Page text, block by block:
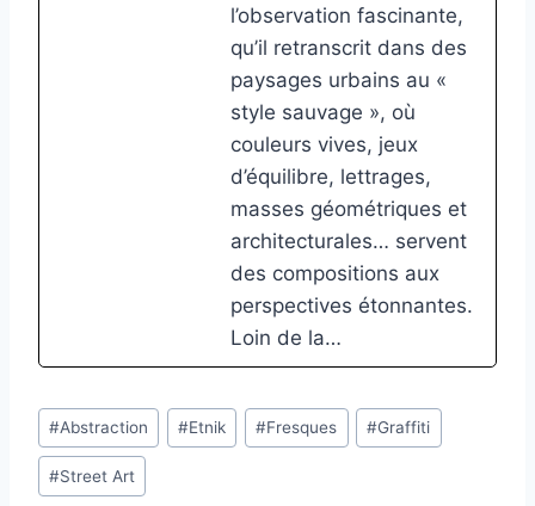
l’observation fascinante,
qu’il retranscrit dans des
paysages urbains au «
style sauvage », où
couleurs vives, jeux
d’équilibre, lettrages,
masses géométriques et
architecturales… servent
des compositions aux
perspectives étonnantes.
Loin de la…
Étiquettes
de
la
#Abstraction #Etnik #Fresques #Graffiti
#Street Art